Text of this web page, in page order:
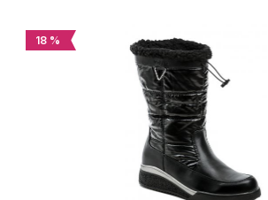
18 %